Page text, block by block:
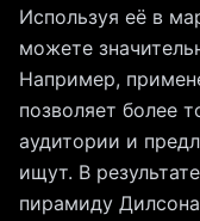
Используя её в
можете
Например,
позволяет более
аудитории и
ищут. В
пирамиду